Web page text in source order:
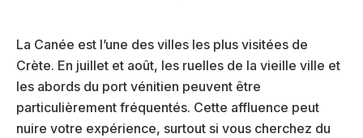
La Canée est l’une des villes les plus visitées de
Crète. En juillet et août, les ruelles de la vieille ville et
les abords du port vénitien peuvent être
particulièrement fréquentés. Cette affluence peut
nuire votre expérience, surtout si vous cherchez du